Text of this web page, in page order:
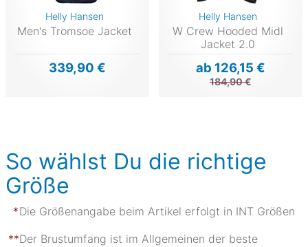
Helly Hansen
Men's Tromsoe Jacket
339,90 €
Helly Hansen
W Crew Hooded Midl
Jacket 2.0
ab 126,15 €
184,90 €
So wählst Du die richtige
Größe
Die Größenangabe beim Artikel erfolgt in INT Größen
Der Brustumfang ist im Allgemeinen der beste